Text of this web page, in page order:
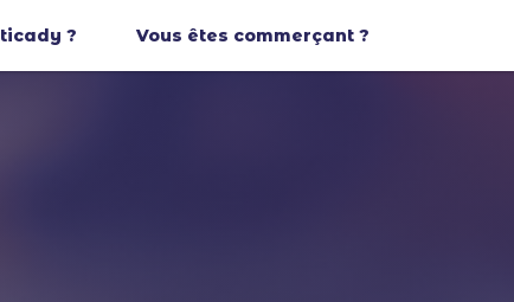
ticady ? Vous êtes commerçant ?